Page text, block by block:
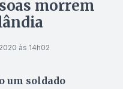
morrem
às 14h02
um soldado